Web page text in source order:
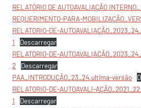
RELATÓRIO DE AUTOAVALIAÇÃO
REQUERIMENTO-PARA-
RELATORIO-DE-
1
Descarregar
RELATORIO-DE-
2
Descarregar
PAA_INTRODUÇÃO_23_24.ultima-versão
RELATORIO-DE-AUTOAVALI-
1
Descarregar